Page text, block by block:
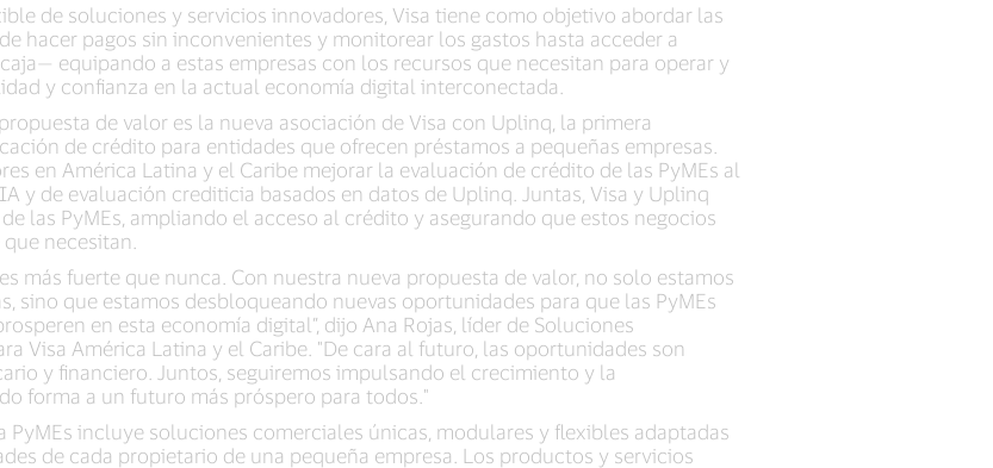
de soluciones y servicios innovadores, Visa tiene como objetivo abordar las
hacer pagos sin inconvenientes y monitorear los gastos hasta acceder a
equipando a estas empresas con los recursos que necesitan para operar y
y confianza en la actual economía digital interconectada.
de valor es la nueva asociación de Visa con Uplinq, la primera
de crédito para entidades que ofrecen préstamos a pequeñas empresas.
en América Latina y el Caribe mejorar la evaluación de crédito de las PyMEs al
y de evaluación crediticia basados en datos de Uplinq. Juntas, Visa y Uplinq
las PyMEs, ampliando el acceso al crédito y asegurando que estos negocios
necesitan.
más fuerte que nunca. Con nuestra nueva propuesta de valor, no solo estamos
sino que estamos desbloqueando nuevas oportunidades para que las PyMEs
en esta economía digital”, dijo Ana Rojas, líder de Soluciones
Visa América Latina y el Caribe. "De cara al futuro, las oportunidades son
y financiero. Juntos, seguiremos impulsando el crecimiento y la
forma a un futuro más próspero para todos."
incluye soluciones comerciales únicas, modulares y flexibles adaptadas
de cada propietario de una pequeña empresa. Los productos y servicios